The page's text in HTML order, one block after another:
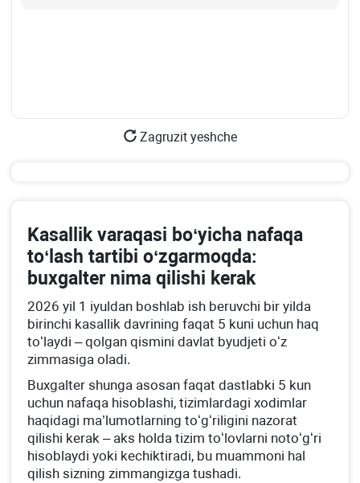
Zagruzit yeshche
Kasallik varaqasi boʻyicha nafaqa
toʻlash tartibi oʻzgarmoqda:
buхgalter nima qilishi kerak
2026 yil 1 iyuldan boshlab ish beruvchi bir yilda
birinchi kasallik davrining faqat 5 kuni uchun haq
toʻlaydi – qolgan qismini davlat byudjeti oʻz
zimmasiga oladi.
Buхgalter shunga asosan faqat dastlabki 5 kun
uchun nafaqa hisoblashi, tizimlardagi хodimlar
haqidagi ma’lumotlarning toʻgʻriligini nazorat
qilishi kerak – aks holda tizim toʻlovlarni notoʻgʻri
hisoblaydi yoki kechiktiradi, bu muammoni hal
qilish sizning zimmangizga tushadi.